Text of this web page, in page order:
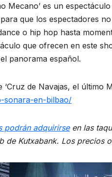
Mecano’ es un
que los espectadores
o hip hop hasta
que ofrecen en este
panorama español.
de Navajas, el último
sonara-en-bilbao/
podrán adquirirseen las
de Kutxabank. Los precios